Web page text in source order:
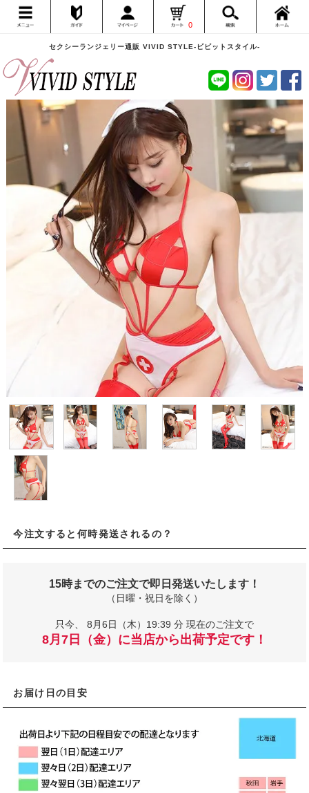
セクシーランジェリー通販 VIVID STYLE-ビビットスタイル-
0
今注文すると何時発送されるの？
15時までのご注文で即日発送いたします！
（日曜・祝日を除く）
只今、 8月6日（木）19:39 分 現在のご注文で
8月7日（金）に当店から出荷予定です！
お届け日の目安